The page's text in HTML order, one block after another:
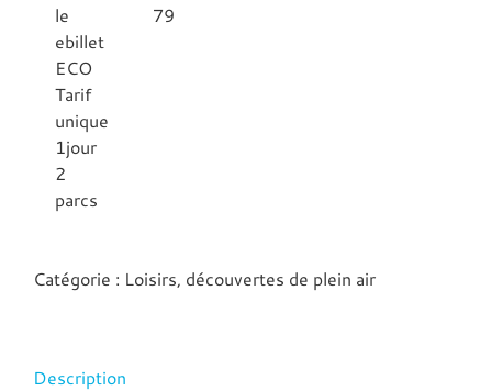
le
ebillet
ECO
Tarif
unique
1jour
2
parcs
79
Catégorie : Loisirs, découvertes de plein air
Description